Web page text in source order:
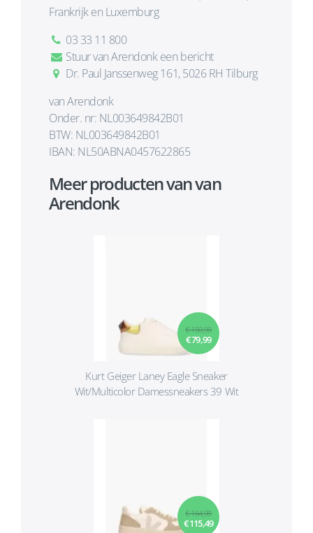
Frankrijk en Luxemburg
03 33 11 800
Stuur van Arendonk een bericht
Dr. Paul Janssenweg 161, 5026 RH Tilburg
van Arendonk
Onder. nr: NL003649842B01
BTW: NL003649842B01
IBAN: NL50ABNA0457622865
Meer producten van van
Arendonk
€ 159,99
€ 79,99
Kurt Geiger Laney Eagle Sneaker
Wit/Multicolor Damessneakers 39 Wit
€ 164,99
€ 115,49